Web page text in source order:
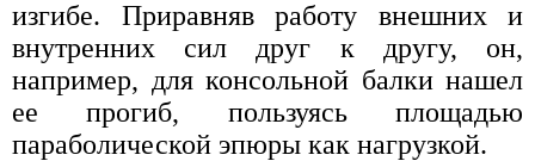
изгибе. Приравняв работу внешних и
внутренних сил друг к другу, он,
например, для консольной балки нашел
ее прогиб, пользуясь площадью
параболической эпюры как нагрузкой.